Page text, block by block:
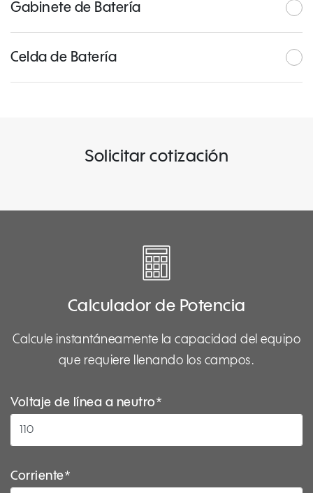
Gabinete de Batería
Celda de Batería
Solicitar cotización
Calculador de Potencia
Calcule instantáneamente la capacidad del equipo
que requiere llenando los campos.
Voltaje de línea a neutro*
Corriente*